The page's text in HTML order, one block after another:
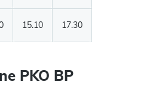
15.10 17.30
PKO BP